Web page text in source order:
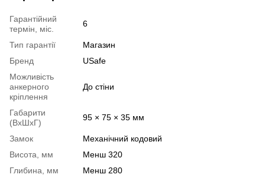
Гарантійний
термін, міс.
6
Тип гарантії
Магазин
Бренд
USafe
Можливість
анкерного
кріплення
До стіни
Габарити
(ВхШхГ)
95 × 75 × 35 мм
Замок
Механічний кодовий
Висота, мм
Менш 320
Глибина, мм
Менш 280